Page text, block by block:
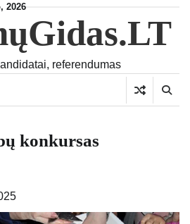
2026
referendumas
konkursas